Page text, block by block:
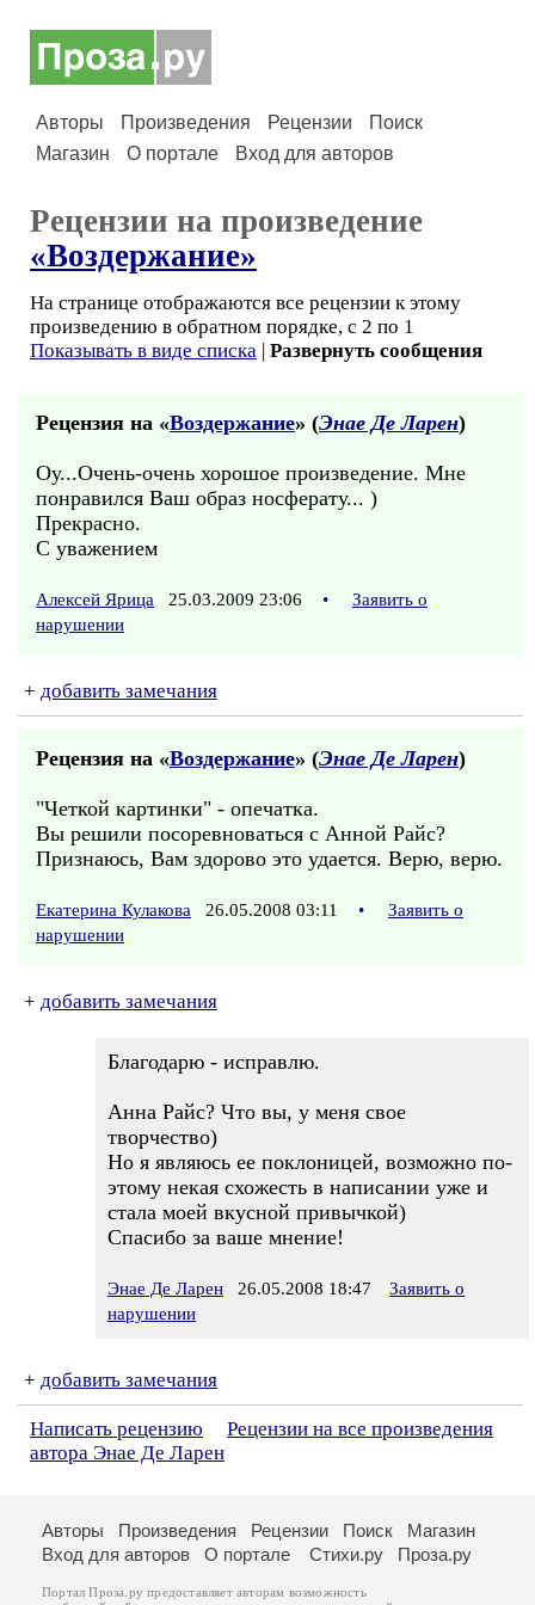
Авторы Произведения Рецензии
Поиск
Магазин
О портале Вход для авторов
Рецензии на произведение
«Воздержание»
На странице отображаются все рецензии к этому
произведению в обратном порядке, с 2 по 1
Показывать в виде списка | Развернуть сообщения
Рецензия на «Воздержание» (Энае Де Ларен)
Оу...Очень-очень хорошое произведение. Мне
понравился Ваш образ носферату... )
Прекрасно.
С уважением
Алексей Ярица 25.03.2009 23:06 •
Заявить о
нарушении
+ добавить замечания
Рецензия на «Воздержание» (Энае Де Ларен)
"Четкой картинки" - опечатка.
Вы решили посоревноваться с Анной Райс?
Признаюсь, Вам здорово это удается. Верю, верю.
Екатерина Кулакова 26.05.2008 03:11 •
Заявить о
нарушении
+ добавить замечания
Благодарю - исправлю.
Анна Райс? Что вы, у меня свое
творчество)
Но я являюсь ее поклоницей, возможно по-
этому некая схожесть в написании уже и
стала моей вкусной привычкой)
Спасибо за ваше мнение!
Энае Де Ларен 26.05.2008 18:47
Заявить о
нарушении
+ добавить замечания
Написать рецензию
Рецензии на все произведения
автора Энае Де Ларен
Авторы Произведения Рецензии Поиск
Магазин
Вход для авторов
О портале Стихи.ру Проза.ру
Портал Проза.ру предоставляет авторам возможность